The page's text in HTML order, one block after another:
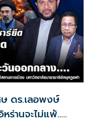
ดร.เลอพงษ์
ร่านจะไม่แพ้..